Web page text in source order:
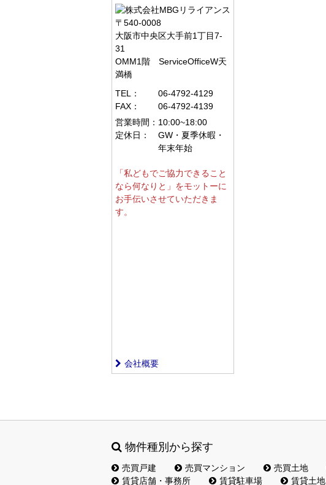
〒540-0008
大阪市中央区大手前1丁目7-
31
OMM1階 ServiceOfficeW天
満橋
TEL：
06-4792-4129
FAX：
06-4792-4139
営業時間： 10:00~18:00
定休日：
GW・夏季休暇・
年末年始
「私どもでご協力できること
なら何なりと」をモットーに
お手伝いさせていただきま
す。
会社概要
物件種別から探す
売買戸建 売買マンション 売買土地
賃貸店舗・事務所
賃貸駐車場 賃貸土地